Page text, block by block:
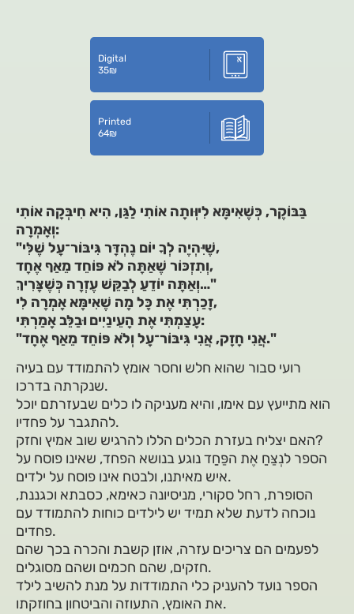
Digital
35₪
Printed
64₪
בַּבּוֹקֶר, כְּשֶׁאִימָּא לִיוְּותָה אוֹתִי לַגַּן, הִיא חִיבְּקָה אוֹתִי
וְאָמְרָה:
"שֶׁיִּהְיֶה לְךָ יוֹם נֶהְדָּר גִּיבּוֹר־עָל שֶׁלִּי,
וְתִזְכּוֹר שֶׁאַתָּה לֹא פּוֹחֵד מֵאַף אֶחָד,
וְאַתָּה יוֹדֵעַ לְבַקֵּשׁ עֶזְרָה כְּשֶׁצָּרִיךְ…"
זָכַרְתִּי אֶת כָּל מָה שֶׁאִימָּא אָמְרָה לִי,
עָצַמְתִּי אֶת הָעֵינַיִים וּבַלֵּב אָמַרְתִּי:
"אֲנִי חָזָק, אֲנִי גִּיבּוֹר־עָל וְלֹא פּוֹחֵד מֵאַף אֶחָד."
רועי סבור שהוא חלש וחסר אומץ להתמודד עם בעיה
שנקרתה בדרכו.
הוא מתייעץ עם אימו, והיא מעניקה לו כלים שבעזרתם יוכל
להתגבר על פחדיו.
האם יצליח בעזרת הכלים הללו להרגיש שוב אמיץ וחזק?
הספר לנְצַּחֵַ אֶת הפַּחַַד נוגע בנושא הפחד, שאינו פוסח על
איש מאיתנו, ולבטח אינו פוסח על ילדים.
הסופרת, רחל סקורי, מניסיונה כאימא, כסבתא וכגננת,
נוכחה לדעת שלא תמיד יש לילדים כוחות להתמודד עם
פחדים.
לפעמים הם צריכים עזרה, אוזן קשבת והכרה בכך שהם
חזקים, שהם חכמים ושהם מסוגלים.
הספר נועד להעניק כלי התמודדות על מנת להשיב לילד
את האומץ, התעוזה והביטחון בחוזקתו.